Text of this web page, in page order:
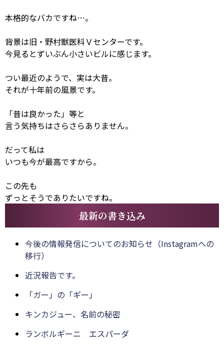
本格的なバカですね…。
背景は旧・野村獣医科Ｖセンターです。
今見るとずいぶん小さいビルに感じます。
つい最近のようで、実は大昔。
それが十年前の風景です。
「昔は良かった」等と
言う気持ちはさらさらありません。
だって私は
いつも今が最高ですから。
この先も
ずっとそうでありたいですね。
最新の書き込み
今後の情報発信についてのお知らせ（Instagramへの
移行）
近況報告です。
「ガー」の「ギー」
キンカジュー、名前の秘密
ランボルギーニ エスパーダ